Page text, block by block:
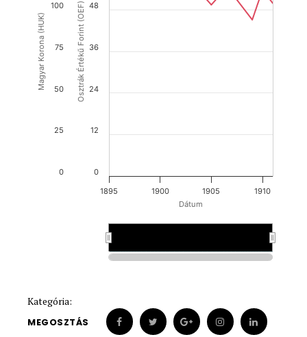
Dátum
Osztrák Értékű Forint (OEF)
Magyar Korona (HUK)
1895 1900 1905 1910
0
12
24
36
48
0
25
50
75
100
Kategória:
MEGOSZTÁS